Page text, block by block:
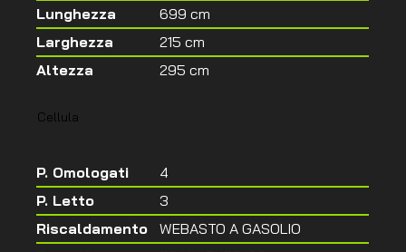
Lunghezza
699 cm
Larghezza
215 cm
Altezza
295 cm
Cellula
P. Omologati
4
P. Letto
3
Riscaldamento
WEBASTO A GASOLIO